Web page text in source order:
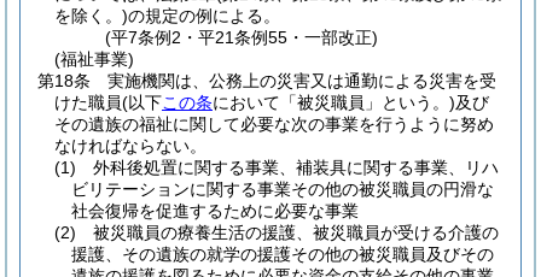
を除く。)の規定の例による。
(平7条例2・平21条例55・一部改正)
(福祉事業)
第18条
実施機関は、公務上の災害又は通勤による災害を受
けた職員(以下この条において「被災職員」という。)及び
その遺族の福祉に関して必要な次の事業を行うように努め
なければならない。
(1)
外科後処置に関する事業、補装具に関する事業、リハ
ビリテーションに関する事業その他の被災職員の円滑な
社会復帰を促進するために必要な事業
(2)
被災職員の療養生活の援護、被災職員が受ける介護の
援護、その遺族の就学の援護その他の被災職員及びその